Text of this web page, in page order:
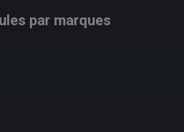
par marques